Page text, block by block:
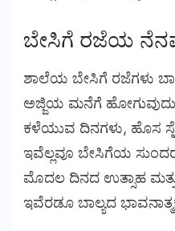
ಬೇಸಿಗೆ ರಜೆಯ
ಶಾಲೆಯ ಬೇಸಿಗೆ ರಜೆಗಳು
ಅಜ್ಜಿಯ ಮನೆಗೆ
ಕಳೆಯುವ ದಿನಗಳು, ಹೊಸ
ಇವೆಲ್ಲವೂ ಬೇಸಿಗೆಯ
ಮೊದಲ ದಿನದ ಉತ್ಸಾಹ
ಇವೆರಡೂ ಬಾಲ್ಯದ